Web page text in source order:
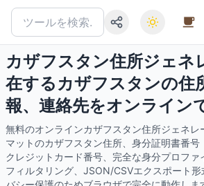
カザフスタン住所ジェネ
在するカザフスタンの住
報、連絡先をオンライン
無料のオンラインカザフスタン住所ジェネレ
マットのカザフスタン住所、身分証明書番
クレジットカード番号、完全な身分プロフ
フィルタリング、JSON/CSVエクスポート